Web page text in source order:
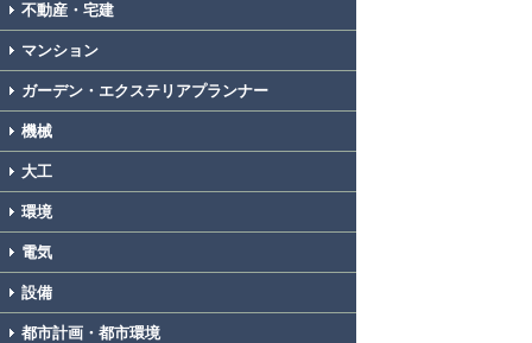
不動産・宅建
マンション
ガーデン・エクステリアプランナー
機械
大工
環境
電気
設備
都市計画・都市環境